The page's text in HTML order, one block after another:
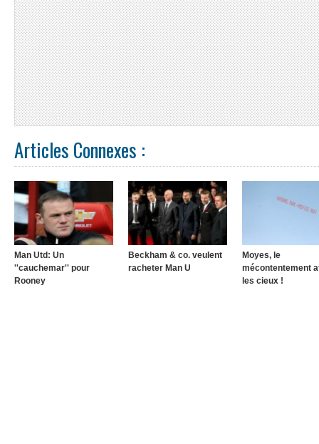
Articles Connexes :
Man Utd: Un
''cauchemar'' pour
Rooney
Beckham & co. veulent
racheter Man U
Moyes, le
mécontentement
les cieux !